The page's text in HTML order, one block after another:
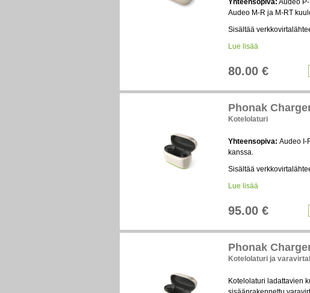
Yhteensopiva: Audeo
Audeo M-R ja M-RT
Sisältää
Lue lisää
80.00 €
Phonak
Kotelolaturi
Yhteensopiva: Audeo I-
kanssa.
Sisältää
Lue lisää
95.00 €
Phonak
Kotelolaturi ja
Kotelolaturi ladattavien